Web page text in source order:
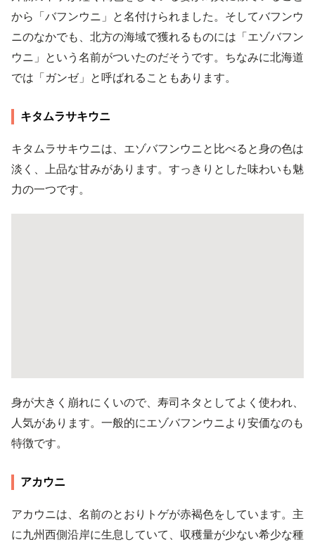
から「バフンウニ」と名付けられました。そしてバフンウ
ニのなかでも、北方の海域で獲れるものには「エゾバフン
ウニ」という名前がついたのだそうです。ちなみに北海道
では「ガンゼ」と呼ばれることもあります。
キタムラサキウニ
キタムラサキウニは、エゾバフンウニと比べると身の色は
淡く、上品な甘みがあります。すっきりとした味わいも魅
力の一つです。
身が大きく崩れにくいので、寿司ネタとしてよく使われ、
人気があります。一般的にエゾバフンウニより安価なのも
特徴です。
アカウニ
アカウニは、名前のとおりトゲが赤褐色をしています。主
に九州西側沿岸に生息していて、収穫量が少ない希少な種